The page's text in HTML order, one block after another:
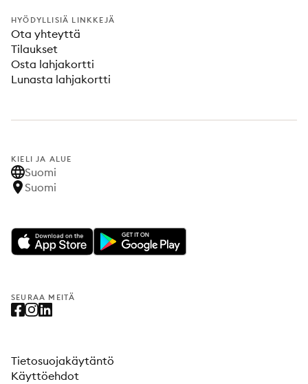
HYÖDYLLISIÄ LINKKEJÄ
Ota yhteyttä
Tilaukset
Osta lahjakortti
Lunasta lahjakortti
KIELI JA ALUE
Suomi
Suomi
SEURAA MEITÄ
Tietosuojakäytäntö
Käyttöehdot